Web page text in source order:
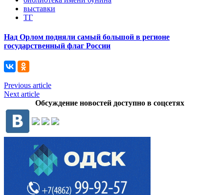
выставки
ТГ
Над Орлом подняли самый большой в регионе
государственный флаг России
Previous article
Next article
Обсуждение новостей доступно в соцсетях